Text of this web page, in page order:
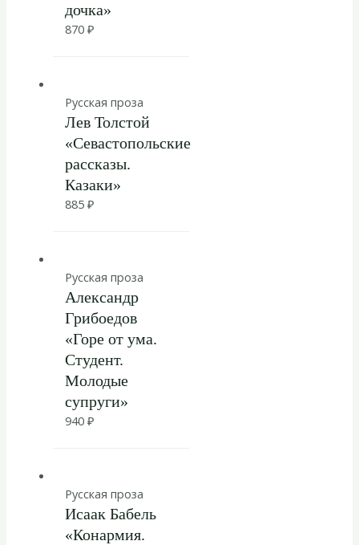
дочка»
870 ₽
Русская проза
Лев Толстой
«Севастопольские
рассказы.
Казаки»
885 ₽
Русская проза
Александр
Грибоедов
«Горе от ума.
Студент.
Молодые
супруги»
940 ₽
Русская проза
Исаак Бабель
«Конармия.